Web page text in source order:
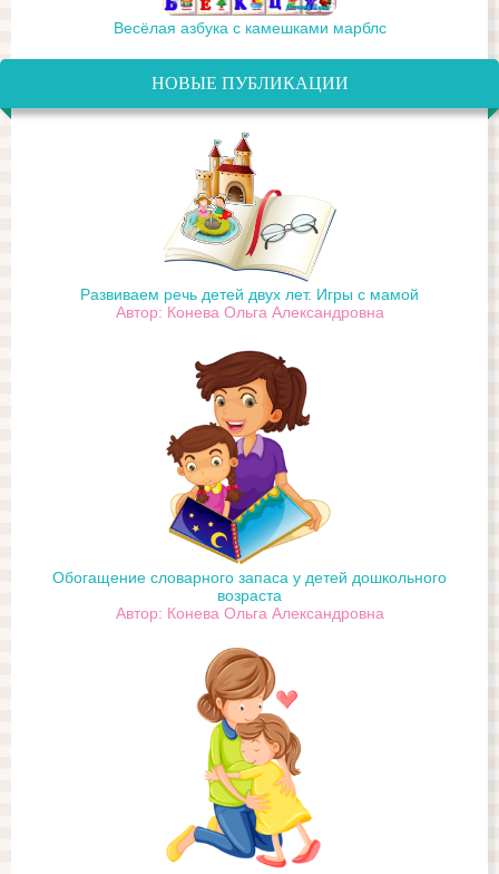
Весёлая азбука с камешками марблс
НОВЫЕ ПУБЛИКАЦИИ
Развиваем речь детей двух лет. Игры с мамой
Автор: Конева Ольга Александровна
Обогащение словарного запаса у детей дошкольного
возраста
Автор: Конева Ольга Александровна